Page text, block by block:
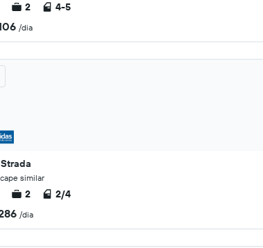
2 4-5
/dia
similar
2 2/4
/dia